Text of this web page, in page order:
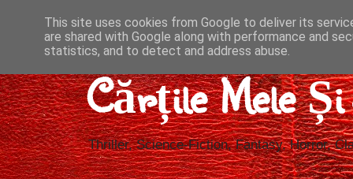
Cărțile Mele
Thriller, Science-Fiction, Fantasy, Horror,
This site uses cookies from Google to deliver its
are shared with Google along with performance and
statistics, and to detect and address abuse.